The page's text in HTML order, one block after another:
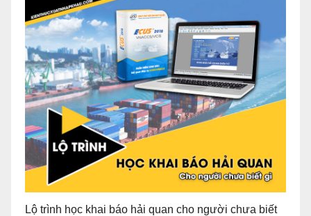
Lộ trình học khai báo hải quan cho người chưa biết